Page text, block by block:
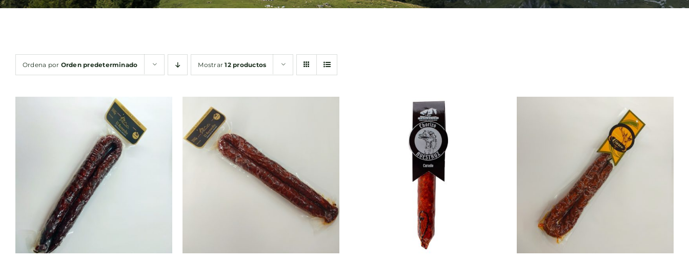
Ordena por Orden predeterminado Mostrar12 productos
AÑADIR AL CARRITO
QUICK VIEW
AÑADIR AL CARRITO
QUICK VIEW
AÑADIR AL CARRITO
QUICK VIEW
AÑADIR AL CARRITO
QUICK VIEW